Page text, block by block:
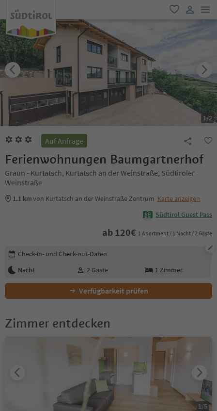
favorit
user link
1/2
Auf Anfrage
Ferienwohnungen Baumgartnerhof
Graun - Kurtatsch, Kurtatsch an der Weinstraße, Südtiroler
Weinstraße
1.1 kmvon Kurtatsch an der Weinstraße Zentrum Karte anzeigen
Südtirol Guest Pass
ab 120€ 1 Apartment / 1 Nacht / 2 Gäste
Buchungsdetails bearbeiten
Check-in- und Check-out-Daten
Nacht
2 Gäste 1 Zimmer
Verfügbarkeit prüfen
Zimmer entdecken
1 /5